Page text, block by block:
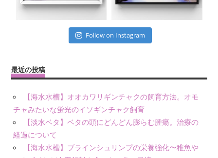
Follow on Instagram
最近の投稿
【海水水槽】オオカワリギンチャクの飼育方法。オモ
チャみたいな蛍光のイソギンチャク飼育
【淡水ベタ】ベタの頭にどんどん膨らむ腫瘍。治療の
経過について
【海水水槽】ブラインシュリンプの栄養強化〜稚魚や